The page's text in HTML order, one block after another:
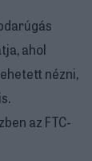
ahol
nézni,
az FTC-